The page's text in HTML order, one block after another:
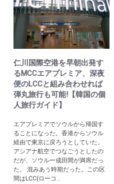
仁川国際空港を早朝出発す
るMCCエアプレミア、深夜
便のLCCと組み合わせれば
弾丸旅行も可能!【韓国の個
人旅行ガイド】
エアプレミアでソウルから帰国す
ることになった。香港からソウル
経由で東京に戻ろうとしていた。
アシアナ航空でつなごうとしたの
だが、ソウルー成田間が満席だっ
た。 混みあう時期だった。この区
間はLCC(ローコ...